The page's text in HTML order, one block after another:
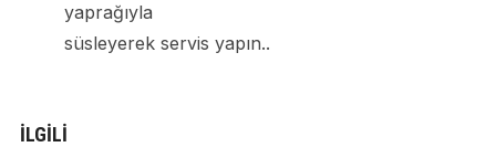
yaprağıyla
süsleyerek servis yapın..
İLGILI